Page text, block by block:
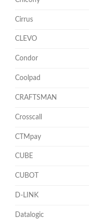
Cirrus
CLEVO
Condor
Coolpad
CRAFTSMAN
Crosscall
CTMpay
CUBE
CUBOT
D-LINK
Datalogic